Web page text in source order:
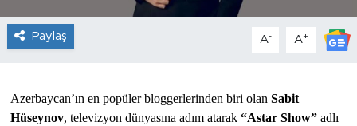
Paylaş A- A+
Azerbaycan’ın en popüler bloggerlerinden biri olan Sabit
Hüseynov, televizyon dünyasına adım atarak “Astar Show” adlı